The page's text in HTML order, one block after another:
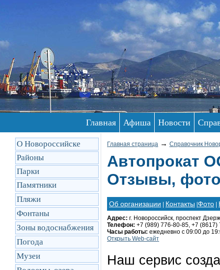
Главная Афиша Новости
О Новороссийске
Районы
Парки
Памятники
Пляжи
Фонтаны
Зоны водоснабжения
Погода
Музеи
Главная страница → Справочник
Автопрокат
Отзывы,
Об организации Контакты Фото
Адрес: г. Новороссийск, проспект
Телефон: +7 (989) 776-80-85, +7
Часы работы: ежедневно с 09:00 до
Открыть Web-сайт
Наш сервис